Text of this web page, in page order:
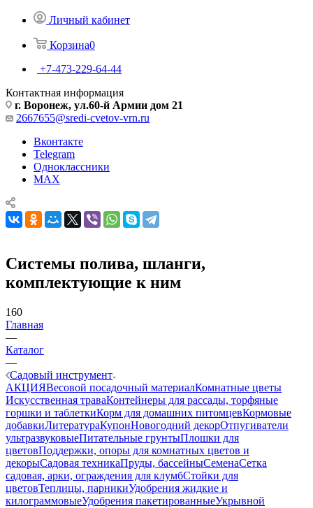
Личный кабинет
Корзина0
+7-473-229-64-44
Контактная информация
г. Воронеж, ул.60-й Армии дом 21
2667655@sredi-cvetov-vrn.ru
Вконтакте
Telegram
Одноклассники
MAX
Системы полива, шланги,
комплектующие к ним
160
Главная
—
Каталог
—
Садовый инструмент
АКЦИЯВесовой посадочный материалКомнатные цветы
Искусственная траваКонтейнеры для рассады, торфяные
горшки и таблеткиКорм для домашних питомцевКормовые
добавкиЛитератураКупонНовогодний декорОтпугиватели
ультразвуковыеПитательные грунтыПлошки для
цветовПоддержки, опоры для комнатных цветов и
декорыСадовая техникаПруды, бассейныСеменаСетка
садовая, арки, ограждения для клумбСтойки для
цветовТеплицы, парникиУдобрения жидкие и
килограммовыеУдобрения пакетированныеУкрывной